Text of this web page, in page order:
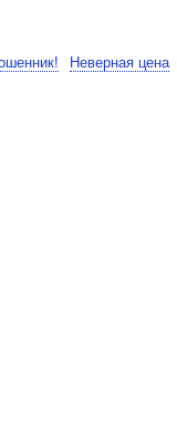
Неверная цена